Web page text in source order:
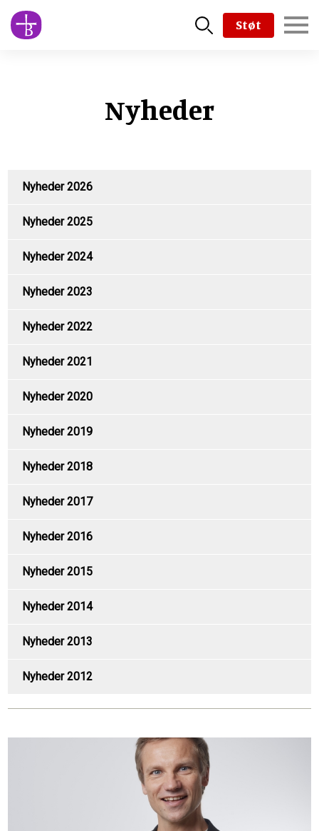
Skip
to
Støt
Nyheder
Nyheder 2026
Nyheder 2025
Nyheder 2024
Nyheder 2023
Nyheder 2022
Nyheder 2021
Nyheder 2020
Nyheder 2019
Nyheder 2018
Nyheder 2017
Nyheder 2016
Nyheder 2015
Nyheder 2014
Nyheder 2013
Nyheder 2012